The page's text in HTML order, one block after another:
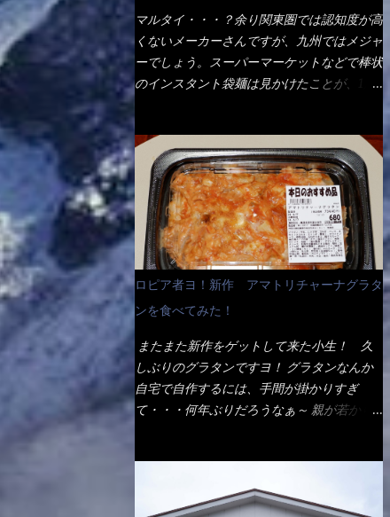
収まったし満足達成度100％ 苦しいと云う事
も無いな！ まだ鶏天1個位は入りそうだ
ね。 と云う事で、今回＜釜揚げうどんの湯
無し＞を試したら、確...
Amazonで1280円と云った感じです。 で私
は幾らで、メガドンキでゲットしたかって？
それは非常に言いづらい・・・色々と各方面
へ忖度して、激安だったとだけ申し上げまし
ほど茹で上げた状態です。 当家には、高齢
者がいるので少し柔らかく・・・ 茹で上が
った饂飩は、お店の饂飩に比べ＜細い＞で
す。 どちらかと云えば、稲庭饂飩的な太さ
ですね。 さてこれを、どの様に食べるか？
長葱無かったので、玉葱を刻んで八王子ラー
メン風月見つけうどん！ 冷やし釜あげうど
ん～です。 ラーメン丼に、冷水を軽く張っ
て饂飩を盛り付け、お椀に昆布出汁つゆと長
した。 良いじゃないか～...
は、メイン（主流は1,000超）＋定食セット
350円程と値段的には、それ程では安い訳で
も無いが、客足が絶えない人気店である。
そんなメニューのなかで、リーズナブルで頂
が・・・今も変わらないと思うけど・・・
これが出てくると、カウンター中からOH～
と声が飛ぶ！ 写真は、キャベツ少なめでお
願いしています。 皿のサイズは、直径30cm
ほどあります。 そこにドカ盛のキャベツと
御飯にカレーがかかっています。 カレーは
辛く無く、食べやすいタイプです。 それじ
ゃ～カツは、ハムカツ程度の薄さだろう？と
思われるかもしれないが・・・違う！ チャ
も揚げたての熱々です。 これを難なく完食
出来なければ、漢では無い！と云っても過言
ではないだろう。 この他も、兎に角ボリュ
ーム満点で＜薄カツ＞と呼ばれるメニュー
が薄いから、2枚乗せにしたらしいけ
マルタイ・・・？余り関東圏では認知度が高
くないメーカーさんですが、九州ではメジャ
ーでしょう。スーパーマーケットなどで棒状
のインスタント袋麺は見かけたことが、1度
になった乾麺が普通でしょう。マルタイでは
＜棒状＞なのです。 素麺や日本蕎麦などの
乾麺と一緒ですね！ そんなマルタイ棒状ラ
ーメンを、OKストアで見かけ思わず手に取
って買い物篭へ 坦々まぜそばと＜数量限定
＞宮崎辛麺風ラーメン オーッといきなり私
の胃袋をグサッと・・・・ 棒状インスタン
トラーメンのデビューが決まりました。
か・ら・め・ん・辛麺！ 宮崎辛麺はチャル
メラや日清からも出されている、辛口のラー
メンじゃん！！ 酸っぱくしたら、酸辣湯
麺？なんてね。 よし今日のサラメシは、宮
崎辛麺にしよう！ それではまず袋を開ける
ない姿・・・何だかチョッと高級感的
な・・・だって透明なトレイに並んだ棒状麺
なんて見慣れないからねぇ～（コストがかか
ロピア者ヨ！新作 アマトリチャーナグラタ
ンを食べてみた！
またまた新作をゲットして来た小生！ 久
しぶりのグラタンですヨ！ グラタンなんか
自宅で自作するには、手間が掛かりすぎ
て・・・何年ぶりだろうなぁ～ 親が若かり
らしいですよ！ 何処からの情報？ ウィキ